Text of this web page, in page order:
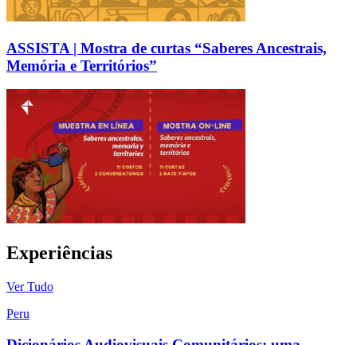
ASSISTA | Mostra de curtas “Saberes Ancestrais,
Memória e Territórios”
Experiências
Ver Tudo
Peru